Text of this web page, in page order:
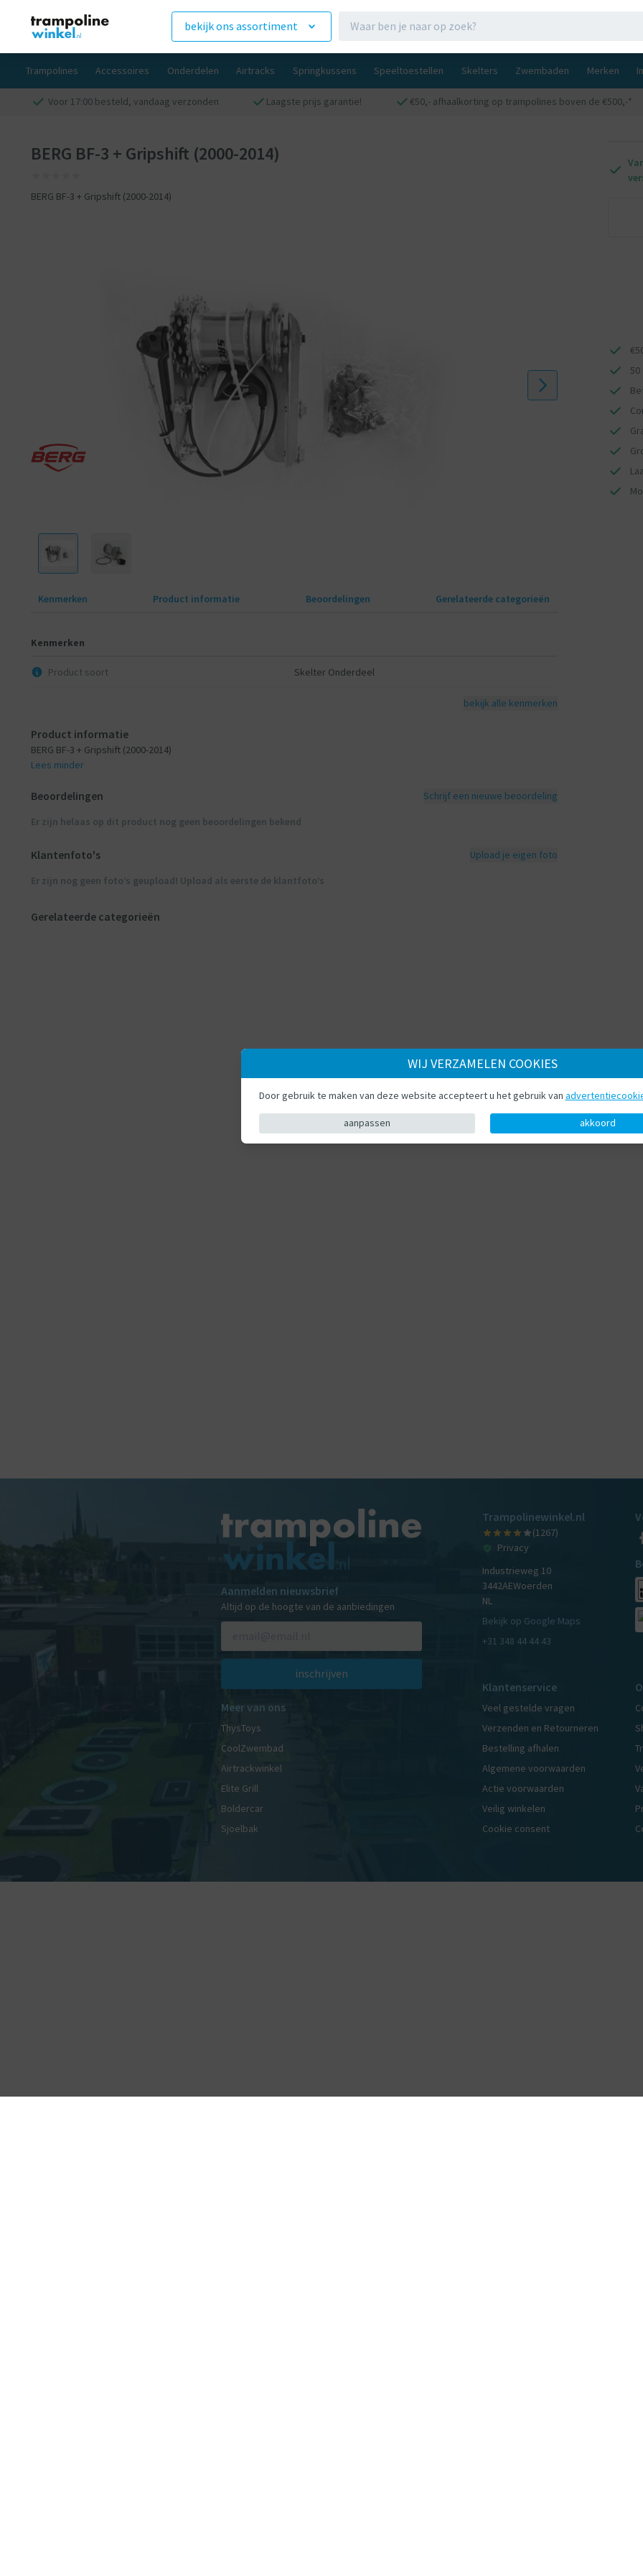
bekijk ons assortiment
Trampolines Accessoires Onderdelen Airtracks Springkussens Speeltoestellen Skelters Zwembaden Merken
Voor 17:00 besteld, vandaag verzonden Laagste prijs garantie! €50,- afhaalkorting op trampolines boven de €500,-*
BERG BF-3 + Gripshift (2000-2014)
BERG BF-3 + Gripshift (2000-2014)
Kenmerken Product informatie Beoordelingen Gerelateerde categorieën
Kenmerken
Product soort Skelter Onderdeel
bekijk alle kenmerken
Product informatie
BERG BF-3 + Gripshift (2000-2014)
Lees minder
Beoordelingen
Schrijf een nieuwe beoordeling
Er zijn helaas op dit product nog geen beoordelingen bekend
Klantenfoto's
Upload je eigen foto
Er zijn nog geen foto’s geupload! Upload als eerste de klantfoto’s
Gerelateerde categorieën
Aanmelden nieuwsbrief
Altijd op de hoogte van de aanbiedingen
inschrijven
Meer van ons
ThysToys
CoolZwembad
Airtrackwinkel
Elite Grill
Boldercar
Sjoelbak
Trampolinewinkel.nl
(1267)
Privacy
Industrieweg 10
3442AEWoerden
NL
Bekijk op Google Maps
+31 348 44 44 43
Klantenservice
Veel gestelde vragen
Verzenden en Retourneren
Bestelling afhalen
Algemene voorwaarden
Actie voorwaarden
Veilig winkelen
Cookie consent
WIJ VERZAMELEN COOKIES
Door gebruik te maken van deze website accepteert u het gebruik van
aanpassen akkoord